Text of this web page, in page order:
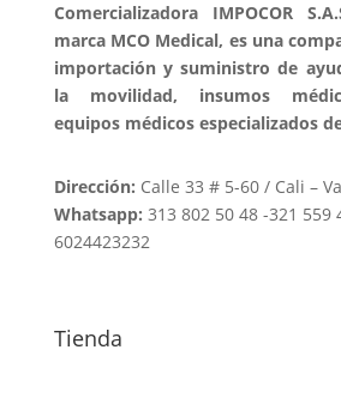
Comercializadora IMPOCOR
marca MCO Medical, es una
importación y suministro de
la movilidad, insumos
equipos médicos especializados
Dirección: Calle 33 # 5-60 / Cali –
Whatsapp: 313 802 50 48 -321 559
6024423232
Tienda